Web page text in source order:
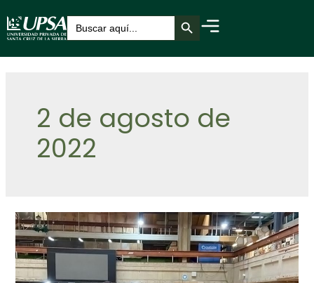
Buscar: Botón de búsqueda
2 de agosto de
2022